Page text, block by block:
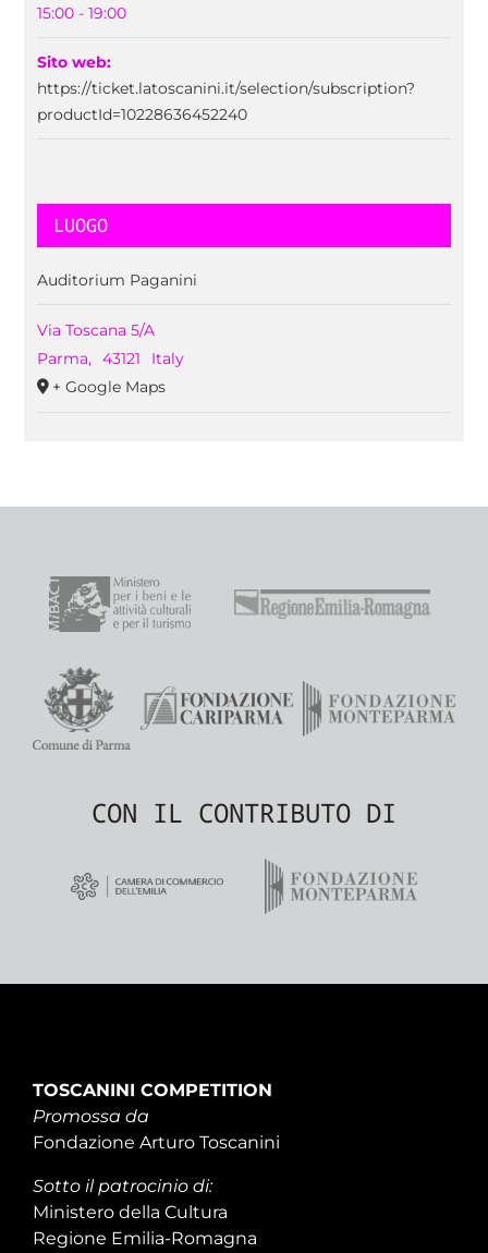
15:00 - 19:00
Sito web:
https://ticket.latoscanini.it/selection/subscription?
productId=10228636452240
LUOGO
Auditorium Paganini
Via Toscana 5/A
Parma, 43121
Italy
+ Google Maps
CON IL CONTRIBUTO DI
TOSCANINI COMPETITION
Promossa da
Fondazione Arturo Toscanini
Sotto il patrocinio di:
Ministero della Cultura
Regione Emilia-Romagna